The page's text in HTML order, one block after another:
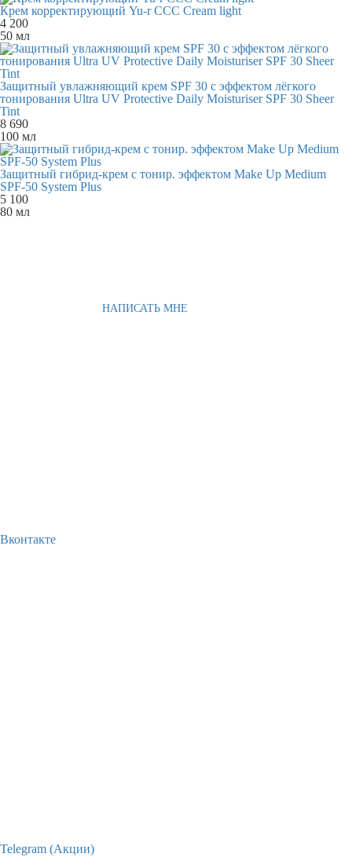
Крем корректирующий Yu-r ССС Cream light
4 200
50 мл
Защитный увлажняющий крем SPF 30 с эффектом лёгкого
тонирования Ultra UV Protective Daily Moisturiser SPF 30 Sheer
Tint
8 690
100 мл
Защитный гибрид-крем c тонир. эффектом Make Up Medium
SPF-50 System Plus
5 100
80 мл
НАПИСАТЬ МНЕ
Вконтакте
Telegram (Акции)